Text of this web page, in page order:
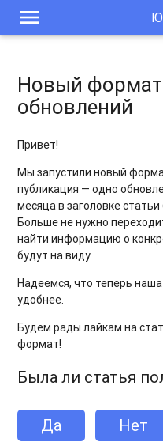
menu
Обновления и доработки
Новый метод API:
статусов агентов
Создание исходящих
Проверка существующих
Уведомления об
Новый дизайн списка
Новый дизайн карточки
Новый дизайн чата
Автоматический тег для
Настройки виджета.
инициализации чата
Новый формат
обновлений
Привет!
Мы запустили новый
публикация — одно
месяца в заголовке
Больше не нужно
найти информацию о
будут на виду.
Надеемся, что теперь
удобнее.
Будем рады лайкам на
формат!
Была ли статья
Да Нет